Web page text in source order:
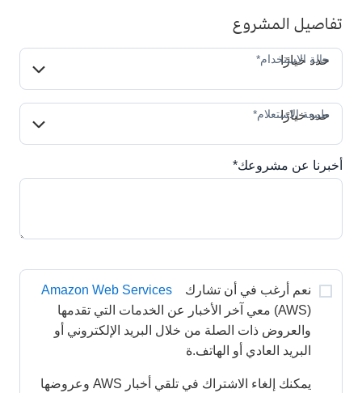
تفاصيل المشروع
حالة الاستخدام*
حدد خيارًا
طبيعة الاستعلام*
حدد خيارًا
أخبرنا عن مشروعك*
نعم أرغب في أن تشارك
Amazon Web Services
البريد العادي أو الهاتف.ة